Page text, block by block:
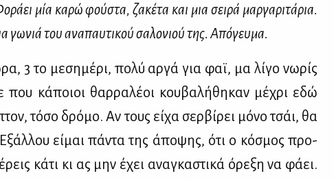
μία κα­ρώ φού­στα, ζα­κέ­τα και μια σει­ρά μαρ­γα­ρι­τά­ρια.
γω­νιά του ανα­παυ­τι­κού σα­λο­νιού της. Από­γευ­μα.
3 το με­ση­μέ­ρι, πο­λύ αρ­γά για φαϊ, μα λί­γο νω­ρίς
που κά­ποιοι θαρ­ρα­λέ­οι κου­βα­λή­θη­καν μέ­χρι εδώ
τό­σο δρό­μο. Αν τους εί­χα σερ­βί­ρει μό­νο τσάι, θα
εί­μαι πά­ντα της άπο­ψης, ότι ο κό­σμος προ­
κά­τι κι ας μην έχει ανα­γκα­στι­κά όρε­ξη να φά­ει.